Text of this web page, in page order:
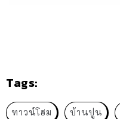
Tags:
ทาวน์โฮม บ้านปูน